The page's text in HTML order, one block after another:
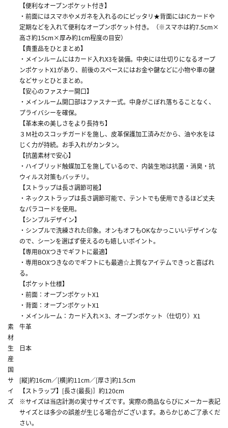
【便利なオープンポケット付き】
・前面にはスマホやメガネを入れるのにピッタリ★背面にはICカードや
定期などを入れて便利なオープンポケット付き。（※スマホは約7.5cm×
高さ約15cm×厚み約1cm程度の目安）
【貴重品をひとまとめ】
・メインルームにはカード入れX3を装備。中央には仕切りになるオープ
ンポケットX1があり、前後のスペースにはお金や鍵などに小物や車の鍵
などサッとひとまとめ。
【安心のファスナー開口】
・メインルーム開口部はファスナー式。中身がこぼれ落ちることなく、
プライバシーを確保。
【革本来の美しさをより長持ち】
３Ｍ社のスコッチガードを施し、皮革保護加工済みだから、油や水をは
じく力が持続。お手入れがカンタン。
【抗菌素材で安心】
・ハイブリッド触媒加工を施しているので、内装生地は抗菌・消臭・抗
ウィルス対策もバッチリ。
【ストラップは長さ調節可能】
・ネックストラップは長さ調節可能で、テントでも使用できるほど丈夫
なパラコードを使用。
【シンプルデザイン】
・シンプルで洗練された印象。オンもオフもOKなかっこいいデザインな
ので、シーンを選ばず使えるのも嬉しいポイント。
【専用BOXつきでギフトに最適】
・専用BOXつきなのでギフトにも最適☆上質なアイテムできっと喜ばれ
る。
【ポケット仕様】
・前面：オープンポケットX1
・背面：オープンポケットX1
・メインルーム：カード入れ×3、オープンポケット（仕切り）X1
素
材
牛革
生
産
国
日本
サ
イ
ズ
[縦]約16cm／[横]約11cm／[厚さ]約1.5cm
【ストラップ】[長さ(最長)］約120cm
※サイズは当店計測の実寸サイズです。実際の商品ならびにメーカー表記
サイズとは多少の誤差が生じる場合がございます。あらかじめご了承くだ
さい。